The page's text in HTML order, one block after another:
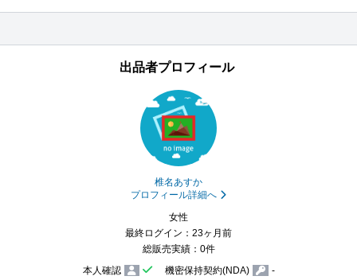
出品者プロフィール
椎名あすか
プロフィール詳細へ
女性
最終ログイン：23ヶ月前
総販売実績：0件
本人確認
機密保持契約(NDA) -